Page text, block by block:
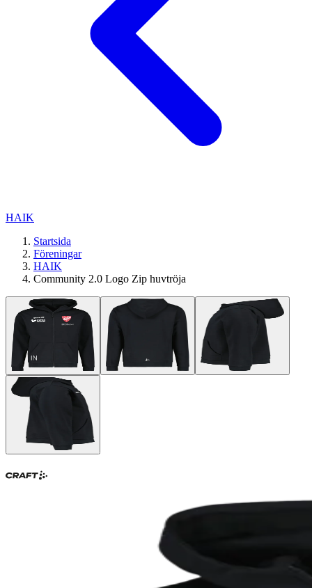
HAIK
Startsida
Föreningar
HAIK
Community 2.0 Logo Zip huvtröja